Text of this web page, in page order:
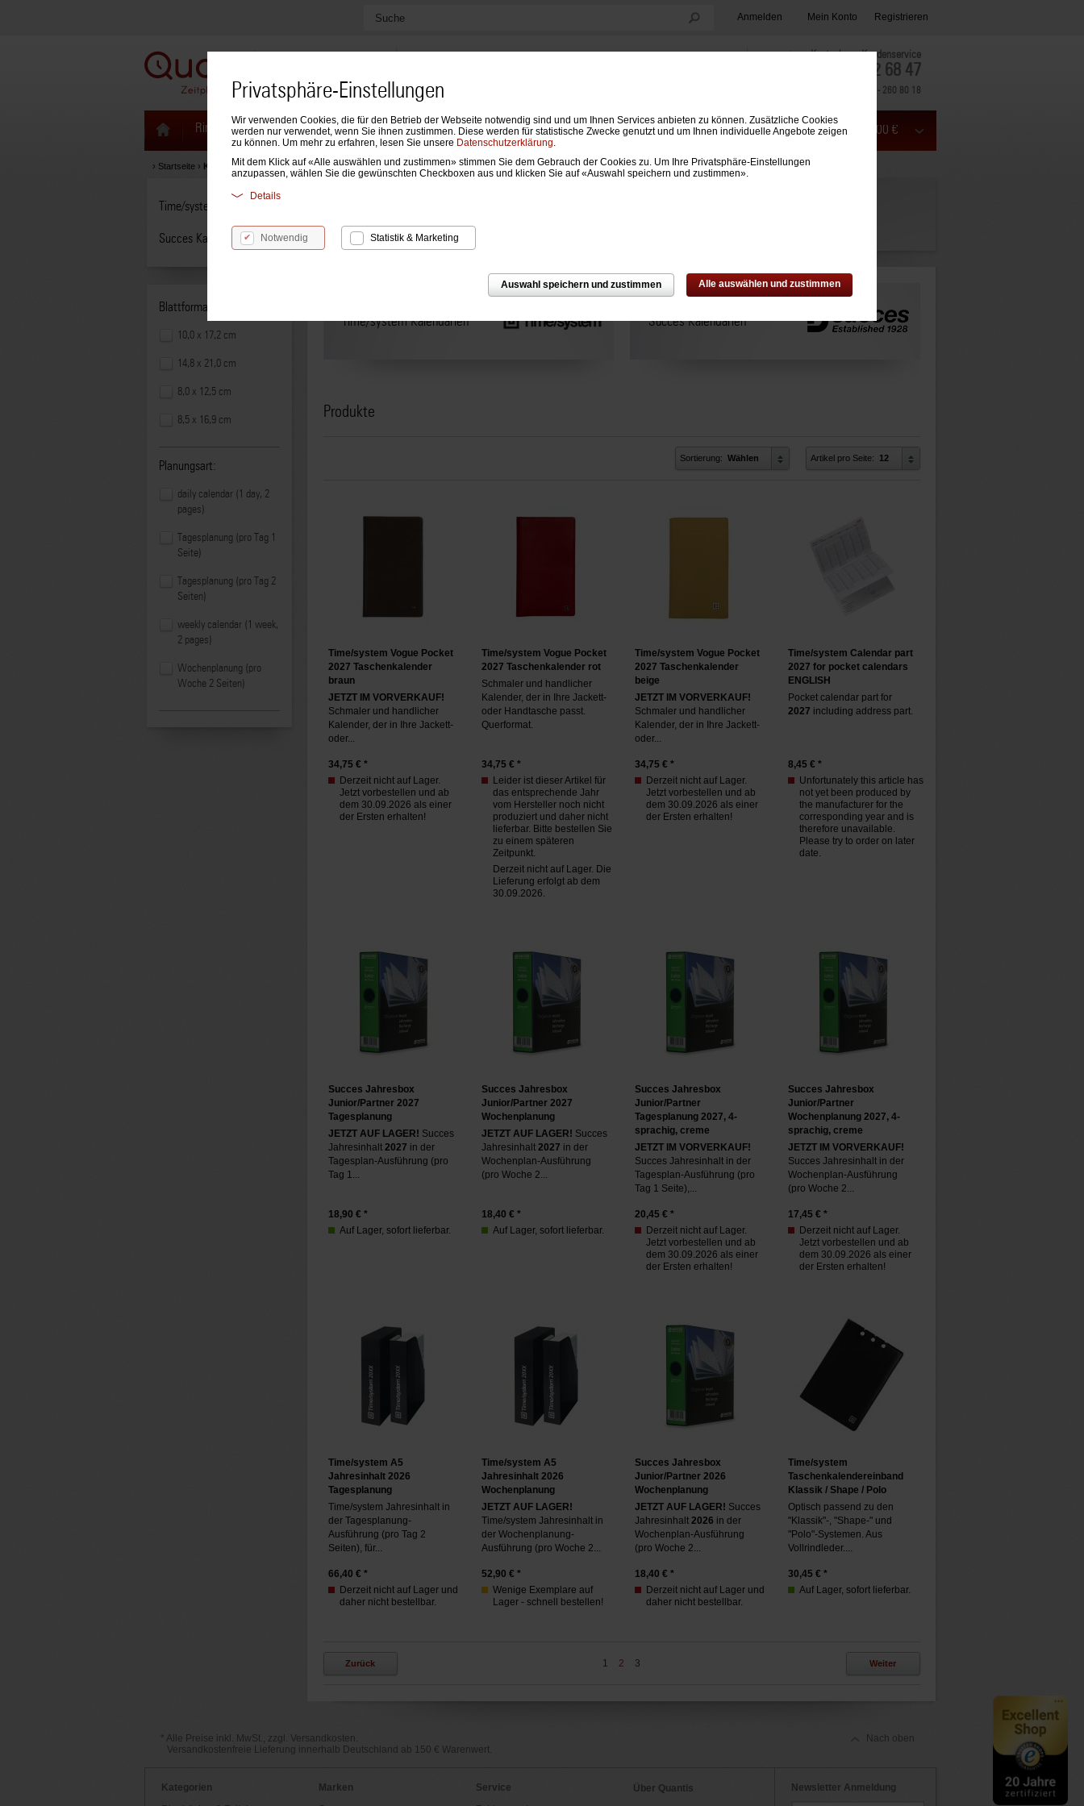
Privatsphäre-Einstellungen
Wir verwenden Cookies, die für den Betrieb der Webseite notwendig sind und um Ihnen Services anbieten zu können. Zusätzliche Cookies
werden nur verwendet, wenn Sie ihnen zustimmen. Diese werden für statistische Zwecke genutzt und um Ihnen individuelle Angebote zeigen
zu können. Um mehr zu erfahren, lesen Sie unsere Datenschutzerklärung.
Mit dem Klick auf «Alle auswählen und zustimmen» stimmen Sie dem Gebrauch der Cookies zu. Um Ihre Privatsphäre-Einstellungen
anzupassen, wählen Sie die gewünschten Checkboxen aus und klicken Sie auf «Auswahl speichern und zustimmen».
Details
Notwendig Statistik & Marketing
Auswahl speichern und zustimmen Alle auswählen und zustimmen
Suche Anmelden Mein Konto Registrieren
Kostenloser Kundenservice
0800 - 782 68 47
+49 7433 - 260 80 18
Ringbücher & Zeitplaner Kalendarien Formblätter & Einlagen Notizen, Mappen & Sonstiges Mein Warenkorb (0) 0,00 €
› Startseite› Kalendarien
Time/system Kalendarien
Succes Kalendarien
Blattformat:
10,0 x 17,2 cm
14,8 x 21,0 cm
8,0 x 12,5 cm
8,5 x 16,9 cm
Planungsart:
daily calendar (1 day, 2
pages)
Tagesplanung (pro Tag 1
Seite)
Tagesplanung (pro Tag 2
Seiten)
weekly calendar (1 week,
2 pages)
Wochenplanung (pro
Woche 2 Seiten)
Time/system Kalendarien Succes Kalendarien
Produkte
Artikel pro Seite: 12
Sortierung: Wählen
Time/system Vogue Pocket
2027 Taschenkalender
braun
JETZT IM VORVERKAUF!
Schmaler und handlicher
Kalender, der in Ihre Jackett-
oder...
34,75 € *
Derzeit nicht auf Lager.
Jetzt vorbestellen und ab
dem 30.09.2026 als einer
der Ersten erhalten!
Time/system Vogue Pocket
2027 Taschenkalender rot
Schmaler und handlicher
Kalender, der in Ihre Jackett-
oder Handtasche passt.
Querformat.
34,75 € *
Leider ist dieser Artikel für
das entsprechende Jahr
vom Hersteller noch nicht
produziert und daher nicht
lieferbar. Bitte bestellen Sie
zu einem späteren
Zeitpunkt.
Derzeit nicht auf Lager. Die
Lieferung erfolgt ab dem
30.09.2026.
Time/system Vogue Pocket
2027 Taschenkalender
beige
JETZT IM VORVERKAUF!
Schmaler und handlicher
Kalender, der in Ihre Jackett-
oder...
34,75 € *
Derzeit nicht auf Lager.
Jetzt vorbestellen und ab
dem 30.09.2026 als einer
der Ersten erhalten!
Time/system Calendar part
2027 for pocket calendars
ENGLISH
Pocket calendar part for
2027 including address part.
8,45 € *
Unfortunately this article has
not yet been produced by
the manufacturer for the
corresponding year and is
therefore unavailable.
Please try to order on later
date.
Succes Jahresbox
Junior/Partner 2027
Tagesplanung
JETZT AUF LAGER! Succes
Jahresinhalt 2027 in der
Tagesplan-Ausführung (pro
Tag 1...
18,90 € *
Auf Lager, sofort lieferbar.
Succes Jahresbox
Junior/Partner 2027
Wochenplanung
JETZT AUF LAGER! Succes
Jahresinhalt 2027 in der
Wochenplan-Ausführung
(pro Woche 2...
18,40 € *
Auf Lager, sofort lieferbar.
Succes Jahresbox
Junior/Partner
Tagesplanung 2027, 4-
sprachig, creme
JETZT IM VORVERKAUF!
Succes Jahresinhalt in der
Tagesplan-Ausführung (pro
Tag 1 Seite),...
20,45 € *
Derzeit nicht auf Lager.
Jetzt vorbestellen und ab
dem 30.09.2026 als einer
der Ersten erhalten!
Succes Jahresbox
Junior/Partner
Wochenplanung 2027, 4-
sprachig, creme
JETZT IM VORVERKAUF!
Succes Jahresinhalt in der
Wochenplan-Ausführung
(pro Woche 2...
17,45 € *
Derzeit nicht auf Lager.
Jetzt vorbestellen und ab
dem 30.09.2026 als einer
der Ersten erhalten!
Time/system A5
Jahresinhalt 2026
Tagesplanung
Time/system Jahresinhalt in
der Tagesplanung-
Ausführung (pro Tag 2
Seiten), für...
66,40 € *
Derzeit nicht auf Lager und
daher nicht bestellbar.
Time/system A5
Jahresinhalt 2026
Wochenplanung
JETZT AUF LAGER!
Time/system Jahresinhalt in
der Wochenplanung-
Ausführung (pro Woche 2...
52,90 € *
Wenige Exemplare auf
Lager - schnell bestellen!
Succes Jahresbox
Junior/Partner 2026
Wochenplanung
JETZT AUF LAGER! Succes
Jahresinhalt 2026 in der
Wochenplan-Ausführung
(pro Woche 2...
18,40 € *
Derzeit nicht auf Lager und
daher nicht bestellbar.
Time/system
Taschenkalendereinband
Klassik / Shape / Polo
Optisch passend zu den
"Klassik"-, "Shape-" und
"Polo"-Systemen. Aus
Vollrindleder....
30,45 € *
Auf Lager, sofort lieferbar.
Zurück 1 2 3 Weiter
* Alle Preise inkl. MwSt., zzgl. Versandkosten.
Versandkostenfreie Lieferung innerhalb Deutschland ab 150 € Warenwert.
Nach oben
Kategorien
Marken
Service
Über Quantis
Newsletter Anmeldung